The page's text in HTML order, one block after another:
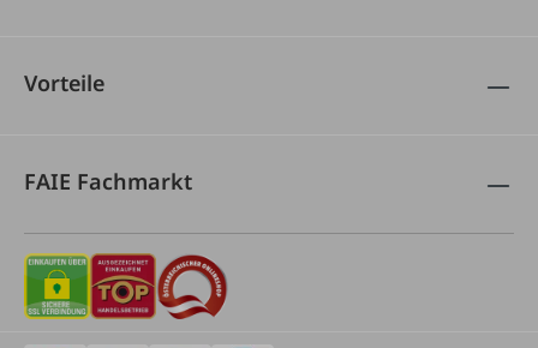
Vorteile
FAIE Fachmarkt